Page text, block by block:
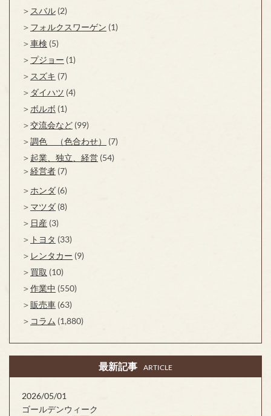
スバル (2)
フォルクスワーゲン (1)
車検 (5)
プジョー (1)
スズキ (7)
ダイハツ (4)
ボルボ (1)
交流会など (99)
調色 （色合わせ）
(7)
起業、独立、経営 (54)
経営者 (7)
ホンダ (6)
マツダ (8)
日産 (3)
トヨタ (33)
レンタカー (9)
買取 (10)
作業中 (550)
販売車 (63)
コラム (1,880)
最新記事 ARTICLE
2026/05/01
ゴールデンウィーク